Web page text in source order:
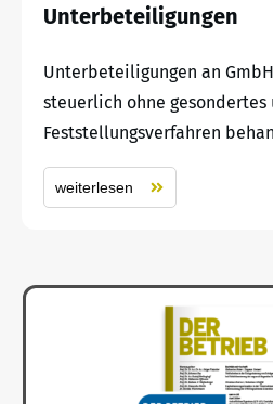
Unterbeteiligungen
Unterbeteiligungen an
steuerlich ohne
Feststellungsverfahren
weiterlesen